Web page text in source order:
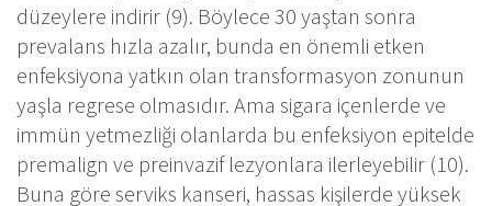
düzeylere indirir (9). Böylece 30 yaştan sonra
prevalans hızla azalır, bunda en önemli etken
enfeksiyona yatkın olan transformasyon zonunun
yaşla regrese olmasıdır. Ama sigara içenlerde ve
immün yetmezliği olanlarda bu enfeksiyon epitelde
premalign ve preinvazif lezyonlara ilerleyebilir (10).
Buna göre serviks kanseri, hassas kişilerde yüksek